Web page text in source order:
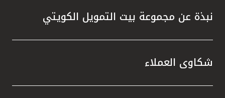
نبذة عن مجموعة بيت التمويل الكويتي
شكاوى العملاء